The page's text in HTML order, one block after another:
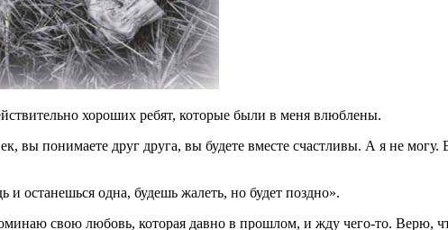
хороших ребят, которые были в меня влюблены.
вы понимаете друг друга, вы будете вместе счастливы. А я не
останешься одна, будешь жалеть, но будет поздно».
свою любовь, которая давно в прошлом, и жду чего-то. Верю,